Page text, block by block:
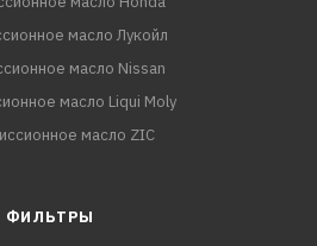
масло Лукойл
масло Nissan
масло Liqui Moly
масло ZIC
ФИЛЬТРЫ